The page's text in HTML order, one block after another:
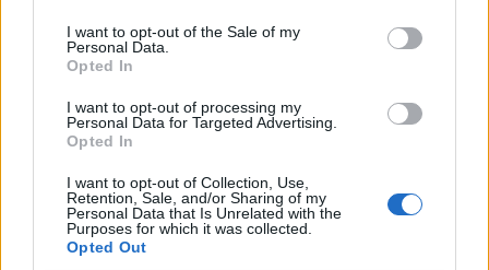
I want to opt-out of the Sale of my
Personal Data.
Opted In
I want to opt-out of processing my
Personal Data for Targeted Advertising.
Opted In
I want to opt-out of Collection, Use,
Retention, Sale, and/or Sharing of my
Personal Data that Is Unrelated with the
Purposes for which it was collected.
Opted Out
ολοκληρώνεται 5 μήνες νωρίτερα
Προκηρύσσεται σήμερα από τη
Άμυνας του Αναπτυξιακού Νόμου
07/08/26|12:02